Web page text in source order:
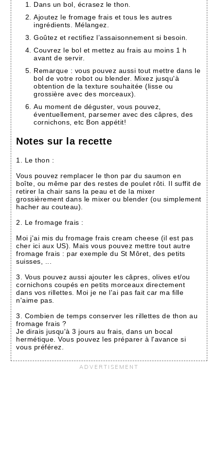
Dans un bol, écrasez le thon.
Ajoutez le fromage frais et tous les autres
ingrédients. Mélangez.
Goûtez et rectifiez l’assaisonnement si besoin.
Couvrez le bol et mettez au frais au moins 1 h
avant de servir.
Remarque : vous pouvez aussi tout mettre dans le
bol de votre robot ou blender. Mixez jusqu'à
obtention de la texture souhaitée (lisse ou
grossière avec des morceaux).
Au moment de déguster, vous pouvez,
éventuellement, parsemer avec des câpres, des
cornichons, etc Bon appétit!
Notes sur la recette
1. Le thon :
Vous pouvez remplacer le thon par du saumon en
boîte, ou même par des restes de poulet rôti. Il suffit de
retirer la chair sans la peau et de la mixer
grossièrement dans le mixer ou blender (ou simplement
hacher au couteau).
2. Le fromage frais :
Moi j'ai mis du fromage frais cream cheese (il est pas
cher ici aux US). Mais vous pouvez mettre tout autre
fromage frais : par exemple du St Môret, des petits
suisses, ...
3. Vous pouvez aussi ajouter les câpres, olives et/ou
cornichons coupés en petits morceaux directement
dans vos rillettes. Moi je ne l'ai pas fait car ma fille
n'aime pas.
3. Combien de temps conserver les rillettes de thon au
fromage frais ?
Je dirais jusqu'à 3 jours au frais, dans un bocal
hermétique. Vous pouvez les préparer à l'avance si
vous préférez.